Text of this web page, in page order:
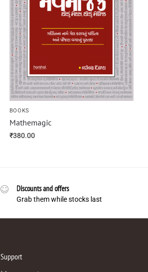
BOOKS
Mathemagic
₹380.00
Discounts and offers
Grab them while stocks last
Support